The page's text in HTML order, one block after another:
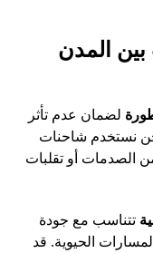
بين المدن
لضمان عدم تأثر
نحن نستخدم شاحنات
الصدمات أو تقلبات
تتناسب مع جودة
الحيوية. قد